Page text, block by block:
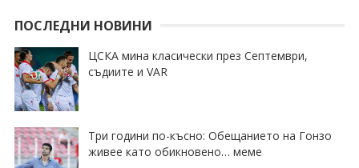
ПОСЛЕДНИ НОВИНИ
ЦСКА мина класически през Септември,
съдиите и VAR
Три години по-късно: Обещанието на Гонзо
живее като обикновено… меме